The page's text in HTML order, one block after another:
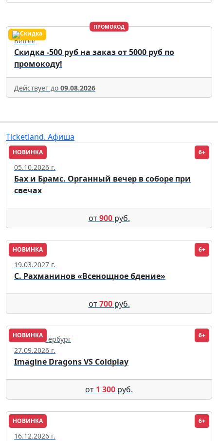
ПРОМОКОД
Befree
Скидка -500 руб на заказ от 5000 руб по
промокоду!
Действует до 09.08.2026
Ticketland. Афиша
НОВИНКА 6+
Москва
05.10.2026 г.
Бах и Брамс. Органный вечер в соборе при
свечах
от900руб.
НОВИНКА 6+
Москва
19.03.2027 г.
С. Рахманинов «Всенощное бдение»
от700руб.
НОВИНКА 6+
Санкт-Петербург
27.09.2026 г.
Imagine Dragons VS Coldplay
от 1 300 руб.
НОВИНКА 6+
Москва
16.12.2026 г.